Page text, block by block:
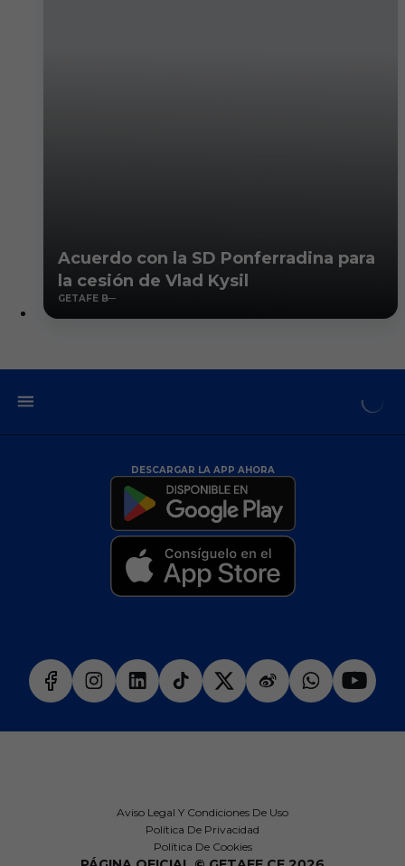
Acuerdo con la SD Ponferradina para
la cesión de Vlad Kysil
GETAFE B
DESCARGAR LA APP AHORA
Aviso Legal Y Condiciones De Uso
Política De Privacidad
Política De Cookies